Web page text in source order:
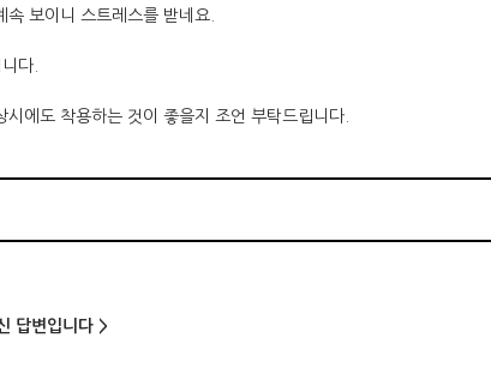
보이니 스트레스를 받네요.
다.
에도 착용하는 것이 좋을지 조언 부탁드립니다.
답변입니다 >